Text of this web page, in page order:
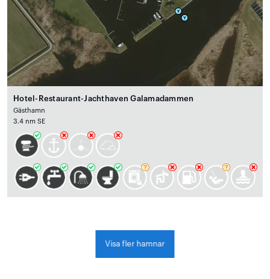
Hotel-Restaurant-Jachthaven Galamadammen
Gästhamn
3.4 nm SE
Visa fler hamnar